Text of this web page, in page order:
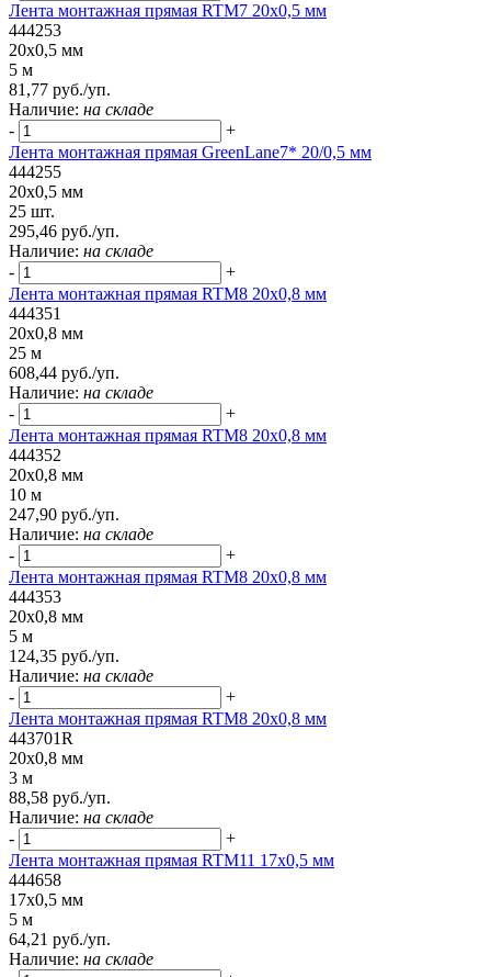
Лента монтажная прямая RTM7 20x0,5 мм
444253
20x0,5 мм
5 м
81,77 руб./уп.
Наличие: на складе
-
+
Лента монтажная прямая GreenLane7* 20/0,5 мм
444255
20x0,5 мм
25 шт.
295,46 руб./уп.
Наличие: на складе
-
+
Лента монтажная прямая RTM8 20x0,8 мм
444351
20x0,8 мм
25 м
608,44 руб./уп.
Наличие: на складе
-
+
Лента монтажная прямая RTM8 20x0,8 мм
444352
20x0,8 мм
10 м
247,90 руб./уп.
Наличие: на складе
-
+
Лента монтажная прямая RTM8 20x0,8 мм
444353
20x0,8 мм
5 м
124,35 руб./уп.
Наличие: на складе
-
+
Лента монтажная прямая RTM8 20x0,8 мм
443701R
20x0,8 мм
3 м
88,58 руб./уп.
Наличие: на складе
-
+
Лента монтажная прямая RTM11 17x0,5 мм
444658
17x0,5 мм
5 м
64,21 руб./уп.
Наличие: на складе